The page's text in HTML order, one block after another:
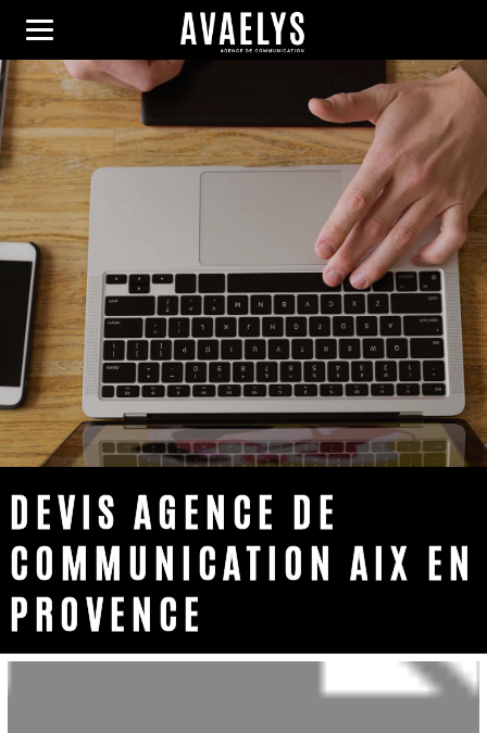
DEVIS AGENCE DE
COMMUNICATION AIX EN
PROVENCE